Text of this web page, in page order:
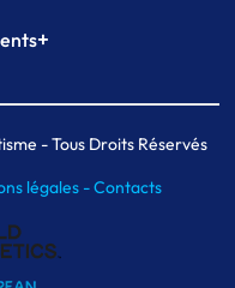
+
indoor
Paris- Tous Droits Réservés
légales -Contacts